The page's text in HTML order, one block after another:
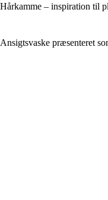
Hårkamme – inspiration til
Ansigtsvaske præsenteret